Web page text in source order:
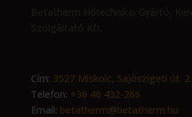
Cím: 3527 Miskolc, Sajószigeti út. 2.
Telefon: +36 46 432-266
Email: betatherm@betatherm.hu